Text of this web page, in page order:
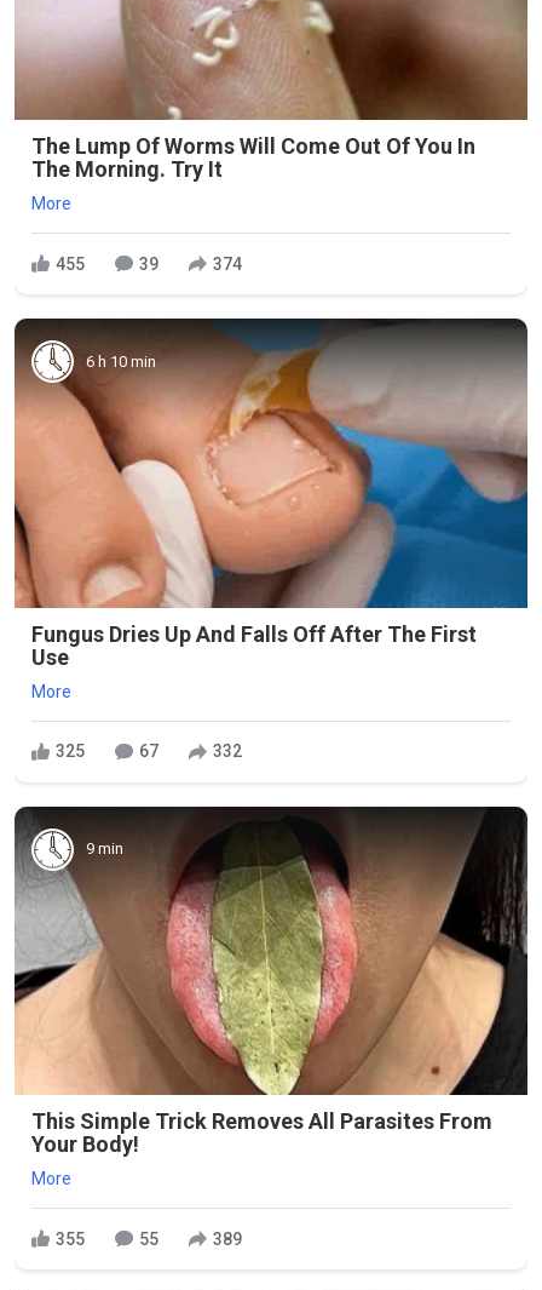
The Lump Of Worms Will Come Out Of You In
The Morning. Try It
More
455 39 374
6 h 10 min
Fungus Dries Up And Falls Off After The First
Use
More
325 67 332
9 min
This Simple Trick Removes All Parasites From
Your Body!
More
355 55 389